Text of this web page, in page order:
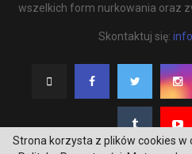
wszelkich form nurkowania oraz
Skontaktuj się:
Strona korzysta z plików cookies w